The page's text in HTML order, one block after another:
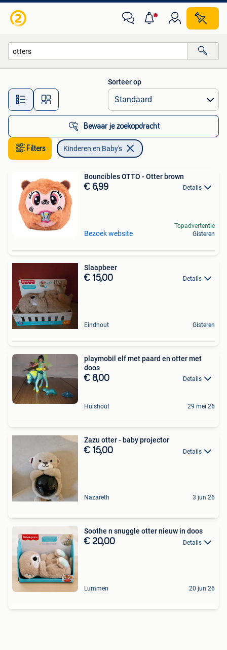
Alle afstanden…
Sorteer op
Bewaar je zoekopdracht
Filters Kinderen en Baby's
Bouncibles OTTO - Otter brown
€ 6,99 Details
Bezoek website
Topadvertentie
Gisteren
Slaapbeer
€ 15,00 Details
Eindhout Gisteren
playmobil elf met paard en otter met
doos
€ 8,00 Details
Hulshout 29 mei 26
Zazu otter - baby projector
€ 15,00 Details
Nazareth 3 jun 26
Soothe n snuggle otter nieuw in doos
€ 20,00 Details
Lummen 20 jun 26